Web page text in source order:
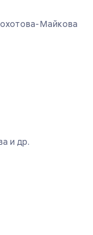
Майкова
2 оценок
и др.
основе 6 оценок